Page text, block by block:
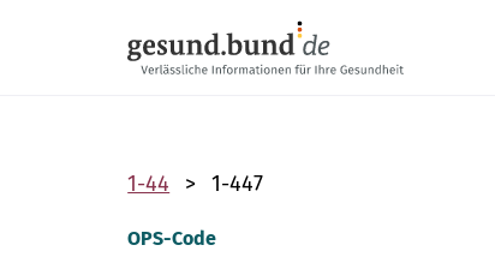
1-44 1-447
OPS-Code